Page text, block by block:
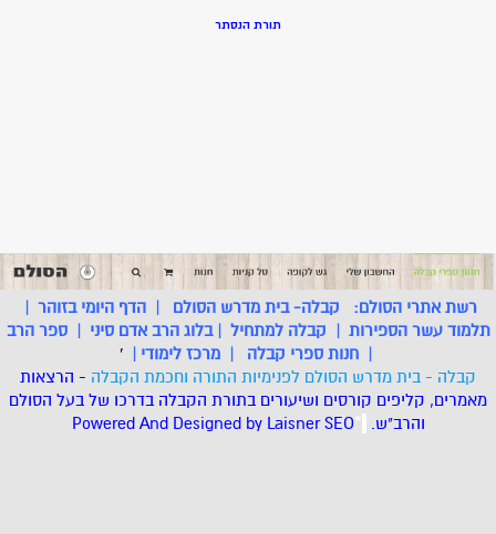
תורת הנסתר
רשת אתרי הסולם: קבלה- בית מדרש הסולם |הדף היומי בזוהר |
תלמוד עשר הספירות | קבלה למתחיל |בלוג הרב אדם סיני |ספר הרב
| חנות ספרי קבלה | מרכז לימודי |
'
קבלה - בית מדרש הסולם לפנימיות התורה וחכמת הקבלה - הרצאות
מאמרים, קליפים קורסים ושיעורים בתורת הקבלה בדרכו של בעל הסולם
והרב"ש. *
Powered And Designed by LaisnerSEO